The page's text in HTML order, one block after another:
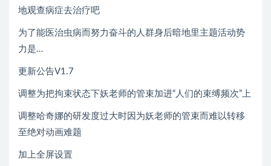
地观查病症去治疗吧
为了能医治虫病而努力奋斗的人群身后暗地里主题活动势
力是…
更新公告V1.7
调整为把拘束状态下妖老师的管束加进“人们的束缚频次”上
调整哈奇娜的研发度过大时因为妖老师的管束而难以转移
至绝对动画难题
加上全屏设置